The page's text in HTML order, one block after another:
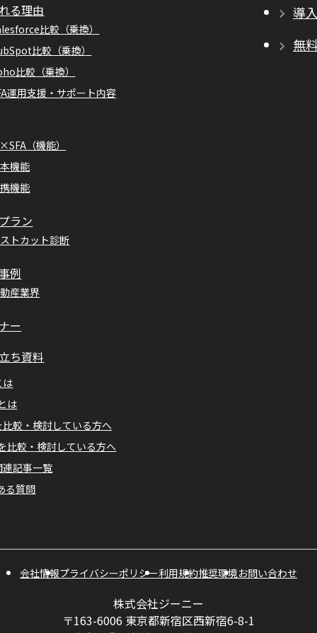
る理由
比較（乗換）
比較（乗換）
比較（乗換）
運用支援・サポート内容
（機能）
機能
機能
ラン
トカット診断
例
産業界
ー
ち資料
は
は
比較・検討している方へ
比較・検討している方へ
連記事一覧
る質問
導
無
会社情報プライバシーポリシー利用規約推奨環境お問い合わせ
株式会社ジーニー
〒163-6006 東京都新宿区西新宿6-8-1